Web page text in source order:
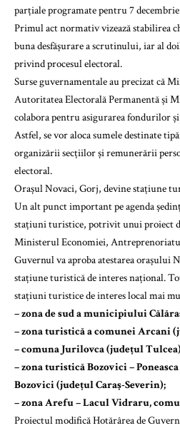
parțiale programate pentru 7
Primul act normativ vizează stabilirea
buna desfășurare a scrutinului, iar al
privind procesul electoral.
Surse guvernamentale au precizat că
Autoritatea Electorală Permanentă și
colabora pentru asigurarea fondurilor
Astfel, se vor aloca sumele destinate
organizării secțiilor și remunerării
electoral.
Orașul Novaci, Gorj, devine stațiune
Un alt punct important pe agenda
stațiuni turistice, potrivit unui proiect
Ministerul Economiei,
Guvernul va aproba atestarea orașului
stațiune turistică de interes național.
stațiuni turistice de interes local mai
– zona de sud a municipiului
– zona turistică a comunei Arcani
– comuna Jurilovca (județul
– zona turistică Bozovici –
Bozovici (județul Caraș-Severin);
– zona Arefu – Lacul Vidraru,
Proiectul modifică Hotărârea de